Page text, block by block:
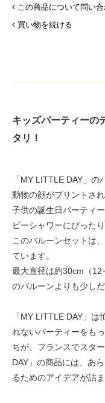
この商品について問い
買い物を続ける
キッズパーティーの
タリ！
「MY LITTLE DAY」の
動物の顔がプリントさ
子供の誕生日パーティ
ビーシャワーにぴったり
このバルーンセットは
ています。
最大直径は約30cm（12
のバルーンよりも少し
「MY LITTLE DAY」
れないパーティーをも
ちが、フランスでスタ
DAY」の商品には、あ
るためのアイデアが詰ま